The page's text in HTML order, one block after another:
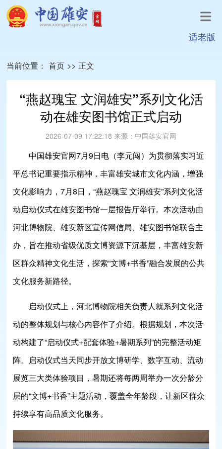
适老版
当前位置： 首页 >> 正文
“燕赵瑰宝 文润雄安”系列文化活
动在雄安图书馆正式启动
2026-07-09 17:22:18 来源： 中国雄安官网
中国雄安官网7月9日电（李元闯）为贯彻落实习近
平总书记重要指示精神，丰富雄安城市文化内涵，增强
文化影响力，7月8日，“燕赵瑰宝 文润雄安”系列文化活
动启动仪式在雄安图书馆一层报告厅举行。本次活动由
河北博物院、雄安新区宣传网信局、雄安图书馆联合主
办，旨在推动省级优质文博资源下沉基层，丰富雄安新
区群众精神文化生活，探索“文博+书香”融合发展的公共
文化服务新路径。
启动仪式上，河北博物院相关负责人就系列文化活
动的整体规划与核心内容作了介绍。根据规划，本次活
动构建了“启动仪式+配套体验+暑期系列”的完整活动矩
阵。启动仪式当天同步开放文博研学、数字互动、流动
展览三大类体验项目，暑期还将每两周举办一次分龄分
层的“文博+书香”主题活动，覆盖全年龄段，让新区群众
持续享有高品质文化服务。